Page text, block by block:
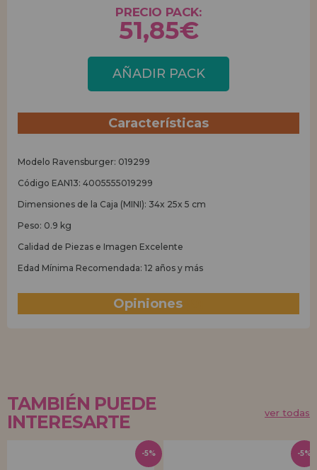
PRECIO PACK:
51,85€
AÑADIR PACK
Características
Modelo Ravensburger: 019299
Código EAN13: 4005555019299
Dimensiones de la Caja (MINI): 34x 25x 5 cm
Peso: 0.9 kg
Calidad de Piezas e Imagen Excelente
Edad Mínima Recomendada: 12 años y más
Opiniones
TAMBIÉN PUEDE
INTERESARTE
ver todas
-5% -5%